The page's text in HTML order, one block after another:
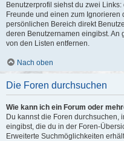
Benutzerprofil siehst du zwei
Freunde und einen zum Ignorieren
persönlichen Bereich direkt
deren Benutzernamen eingibst.
von den Listen entfernen.
Nach oben
Die Foren durchsuchen
Wie kann ich ein Forum oder
Du kannst die Foren
eingibst, die du in der Foren-
Erweiterte Suchmöglichkeiten